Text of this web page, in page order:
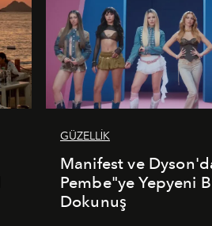
GÜZELLİK
Manifest ve
Pembe"ye Yepyeni
Dokunuş